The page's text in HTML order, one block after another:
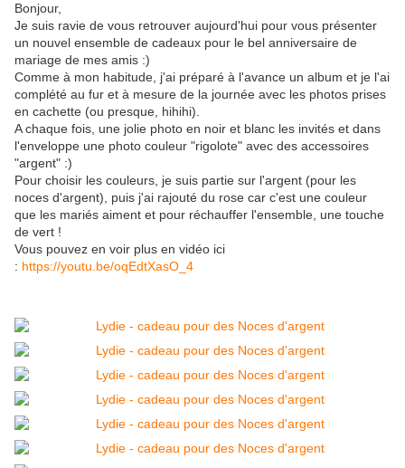
Bonjour,
Je suis ravie de vous retrouver aujourd'hui pour vous présenter
un nouvel ensemble de cadeaux pour le bel anniversaire de
mariage de mes amis :)
Comme à mon habitude, j'ai préparé à l'avance un album et je l'ai
complété au fur et à mesure de la journée avec les photos prises
en cachette (ou presque, hihihi).
A chaque fois, une jolie photo en noir et blanc les invités et dans
l'enveloppe une photo couleur "rigolote" avec des accessoires
"argent" :)
Pour choisir les couleurs, je suis partie sur l'argent (pour les
noces d'argent), puis j'ai rajouté du rose car c'est une couleur
que les mariés aiment et pour réchauffer l'ensemble, une touche
de vert !
Vous pouvez en voir plus en vidéo ici
: https://youtu.be/oqEdtXasO_4